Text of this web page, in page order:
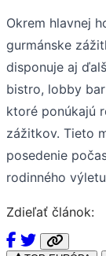
Okrem hlavnej
gurmánske
disponuje aj
bistro, lobby
ktoré ponúkajú
zážitkov. Tieto
posedenie
rodinného
Zdieľať článok: